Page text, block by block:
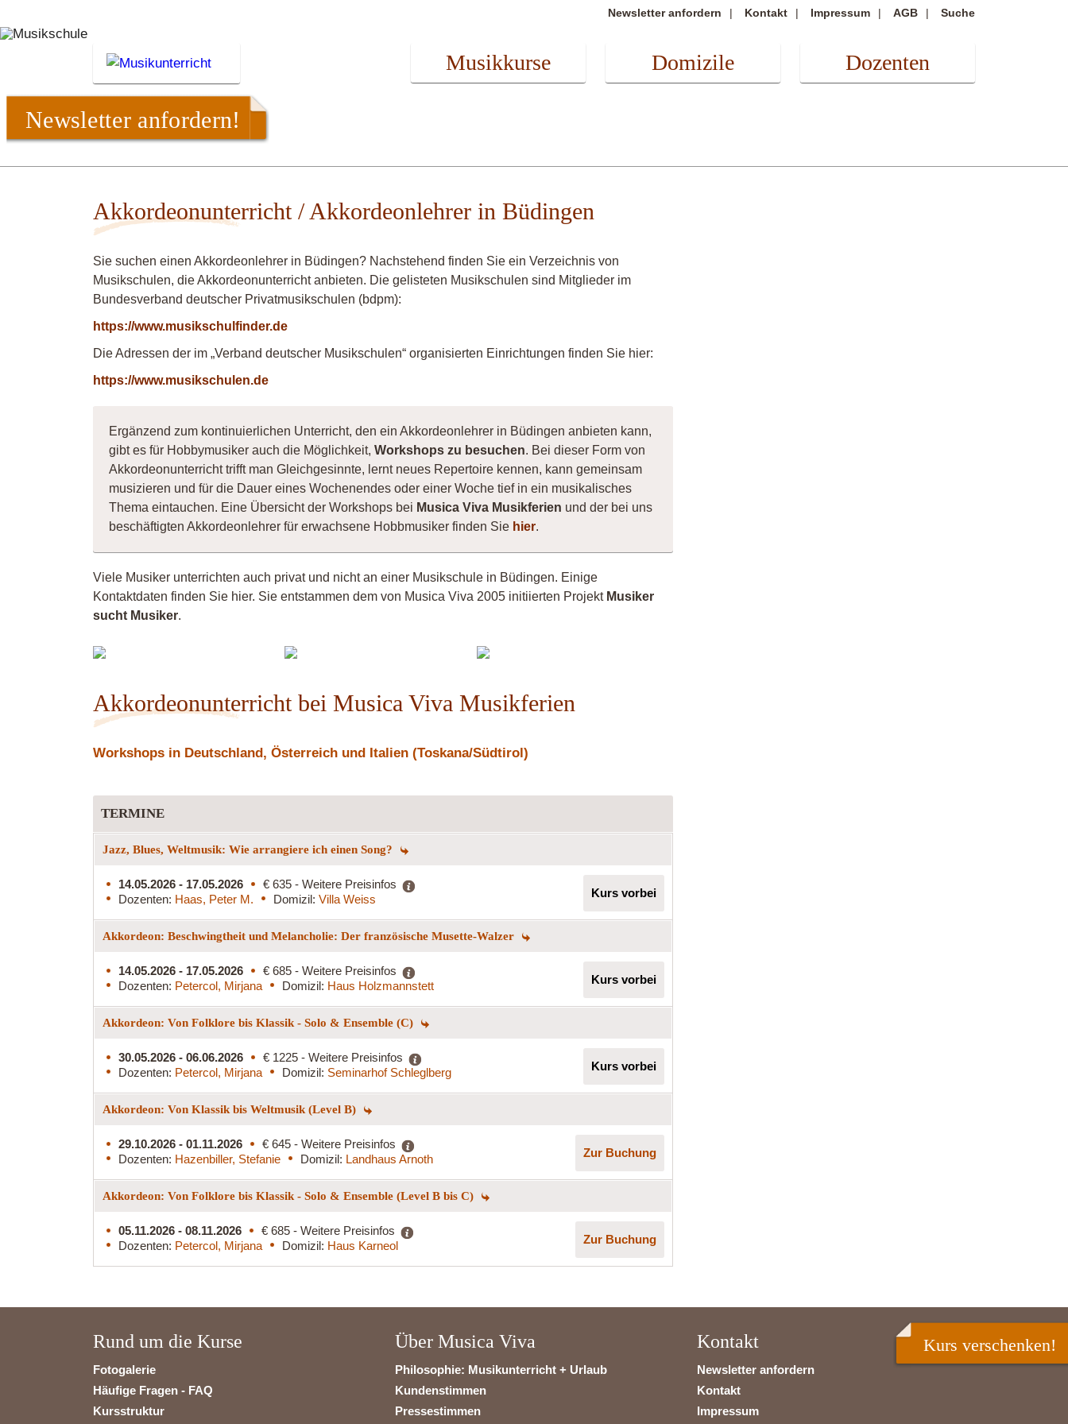
Newsletter anfordern Kontakt Impressum AGB Suche
Musikkurse Domizile Dozenten
Newsletter anfordern!
Akkordeonunterricht / Akkordeonlehrer in Büdingen
Sie suchen einen Akkordeonlehrer in Büdingen? Nachstehend finden Sie ein Verzeichnis von
Musikschulen, die Akkordeonunterricht anbieten. Die gelisteten Musikschulen sind Mitglieder im
Bundesverband deutscher Privatmusikschulen (bdpm):
https://www.musikschulfinder.de
Die Adressen der im „Verband deutscher Musikschulen“ organisierten Einrichtungen finden Sie hier:
https://www.musikschulen.de
Ergänzend zum kontinuierlichen Unterricht, den ein Akkordeonlehrer in Büdingen anbieten kann,
gibt es für Hobbymusiker auch die Möglichkeit, Workshops zu besuchen. Bei dieser Form von
Akkordeonunterricht trifft man Gleichgesinnte, lernt neues Repertoire kennen, kann gemeinsam
musizieren und für die Dauer eines Wochenendes oder einer Woche tief in ein musikalisches
Thema eintauchen. Eine Übersicht der Workshops bei Musica Viva Musikferien und der bei uns
beschäftigten Akkordeonlehrer für erwachsene Hobbmusiker finden Sie hier.
Viele Musiker unterrichten auch privat und nicht an einer Musikschule in Büdingen. Einige
Kontaktdaten finden Sie hier. Sie entstammen dem von Musica Viva 2005 initiierten Projekt Musiker
sucht Musiker.
Akkordeonunterricht bei Musica Viva Musikferien
Workshops in Deutschland, Österreich und Italien (Toskana/Südtirol)
TERMINE
Jazz, Blues, Weltmusik: Wie arrangiere ich einen Song?
14.05.2026 - 17.05.2026
€ 635 - Weitere Preisinfos
Dozenten: Haas, Peter M. Domizil: Villa Weiss Kurs vorbei
Akkordeon: Beschwingtheit und Melancholie: Der französische Musette-Walzer
14.05.2026 - 17.05.2026
€ 685 - Weitere Preisinfos
Dozenten: Petercol, Mirjana Domizil: Haus Holzmannstett Kurs vorbei
Akkordeon: Von Folklore bis Klassik - Solo & Ensemble (C)
30.05.2026 - 06.06.2026
€ 1225 - Weitere Preisinfos
Dozenten: Petercol, Mirjana Domizil: Seminarhof Schleglberg Kurs vorbei
Akkordeon: Von Klassik bis Weltmusik (Level B)
29.10.2026 - 01.11.2026
€ 645 - Weitere Preisinfos
Dozenten: Hazenbiller, Stefanie Domizil: Landhaus Arnoth Zur Buchung
Akkordeon: Von Folklore bis Klassik - Solo & Ensemble (Level B bis C)
05.11.2026 - 08.11.2026
€ 685 - Weitere Preisinfos
Dozenten: Petercol, Mirjana Domizil: Haus Karneol Zur Buchung
Rund um die Kurse
Fotogalerie
Häufige Fragen - FAQ
Kursstruktur
Über Musica Viva
Philosophie: Musikunterricht + Urlaub
Kundenstimmen
Pressestimmen
Kontakt
Newsletter anfordern
Kontakt
Impressum
Kurs verschenken!